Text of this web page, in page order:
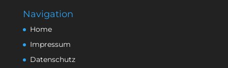
Navigation
Home
Impressum
Datenschutz